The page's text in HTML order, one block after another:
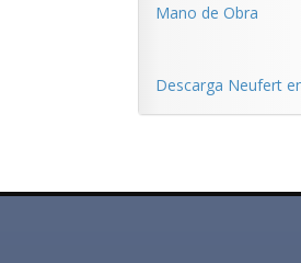
Mano de Obra
Descarga Neufert